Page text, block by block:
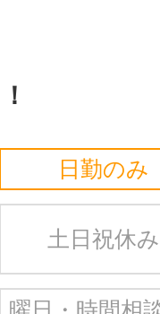
日勤のみ
土日祝休み